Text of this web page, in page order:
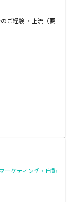
ご経験 ・上流（要
ーケティング・自動